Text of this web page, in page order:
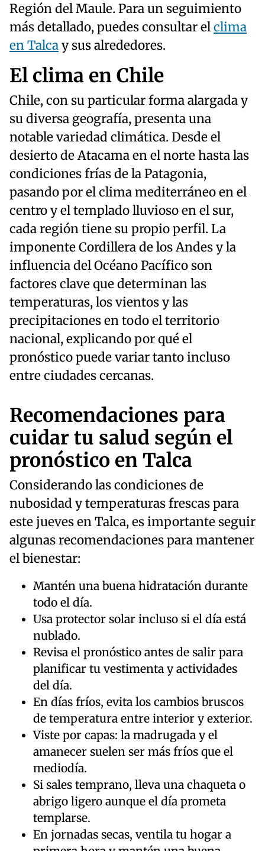
Región del Maule. Para un seguimiento
más detallado, puedes consultar elclima
en Talcay sus alrededores.
El clima en Chile
Chile, con su particular forma alargada y
su diversa geografía, presenta una
notable variedad climática. Desde el
desierto de Atacama en el norte hasta las
condiciones frías de la Patagonia,
pasando por el clima mediterráneo en el
centro y el templado lluvioso en el sur,
cada región tiene su propio perfil. La
imponente Cordillera de los Andes y la
influencia del Océano Pacífico son
factores clave que determinan las
temperaturas, los vientos y las
precipitaciones en todo el territorio
nacional, explicando por qué el
pronóstico puede variar tanto incluso
entre ciudades cercanas.
Recomendaciones para
cuidar tu salud según el
pronóstico en Talca
Considerando las condiciones de
nubosidad y temperaturas frescas para
este jueves en Talca, es importante seguir
algunas recomendaciones para mantener
el bienestar:
Mantén una buena hidratación durante
todo el día.
Usa protector solar incluso si el día está
nublado.
Revisa el pronóstico antes de salir para
planificar tu vestimenta y actividades
del día.
En días fríos, evita los cambios bruscos
de temperatura entre interior y exterior.
Viste por capas: la madrugada y el
amanecer suelen ser más fríos que el
mediodía.
Si sales temprano, lleva una chaqueta o
abrigo ligero aunque el día prometa
templarse.
En jornadas secas, ventila tu hogar a